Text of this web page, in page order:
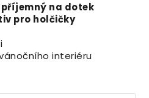
na dotek
pro holčičky
interiéru